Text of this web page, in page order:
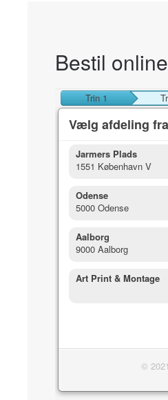
Bestil online